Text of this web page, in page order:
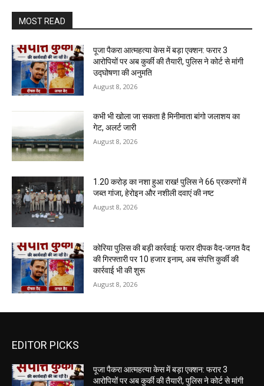
MOST READ
पूजा पैकरा आत्महत्या केस में बड़ा एक्शन: फरार 3
आरोपियों पर अब कुर्की की तैयारी, पुलिस ने कोर्ट से मांगी
उद्घोषणा की अनुमति
August 8, 2026
कभी भी खोला जा सकता है मिनीमाता बांगो जलाशय का
गेट, अलर्ट जारी
August 8, 2026
1.20 करोड़ का नशा हुआ राख! पुलिस ने 66 प्रकरणों में
जब्त गांजा, हेरोइन और नशीली दवाएं की नष्ट
August 8, 2026
कोरिया पुलिस की बड़ी कार्रवाई: फरार दीपक वैद-जगत वैद
की गिरफ्तारी पर 10 हजार इनाम, अब संपत्ति कुर्की की
कार्रवाई भी की शुरू
August 8, 2026
EDITOR PICKS
पूजा पैकरा आत्महत्या केस में बड़ा एक्शन: फरार 3
आरोपियों पर अब कुर्की की तैयारी, पुलिस ने कोर्ट से मांगी